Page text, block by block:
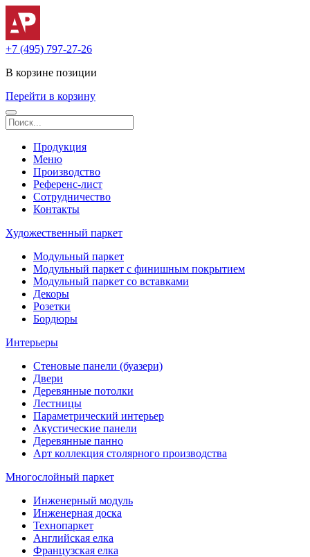
+7 (495) 797-27-26
В корзине позиции
Перейти в корзину
Продукция
Меню
Производство
Референс-лист
Сотрудничество
Контакты
Художественный паркет
Модульный паркет
Модульный паркет с финишным покрытием
Модульный паркет со вставками
Декоры
Розетки
Бордюры
Интерьеры
Стеновые панели (буазери)
Двери
Деревянные потолки
Лестницы
Параметрический интерьер
Акустические панели
Деревянные панно
Арт коллекция столярного производства
Многослойный паркет
Инженерный модуль
Инженерная доска
Технопаркет
Английская елка
Французская елка